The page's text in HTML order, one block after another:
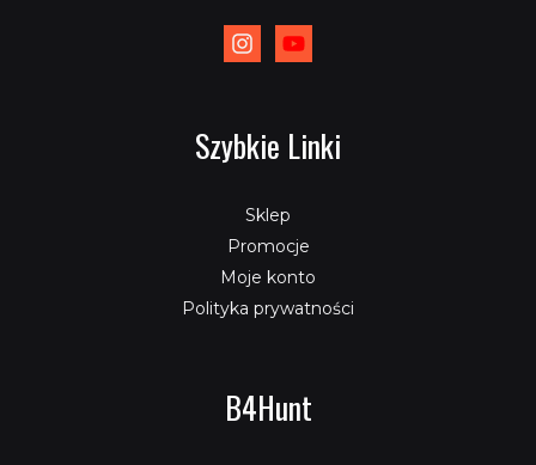
Szybkie Linki
Sklep
Promocje
Moje konto
Polityka prywatności
B4Hunt